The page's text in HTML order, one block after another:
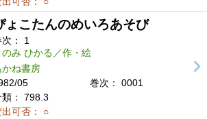
ょこたんのめいろあそび
：
1
のみ ひかる／作・絵
かね書房
05
巻次： 0001
：
798.3
可否：
○